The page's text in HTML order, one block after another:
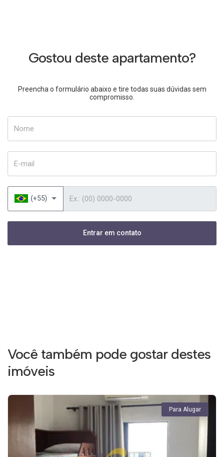
Gostou deste apartamento?
Preencha o formulário abaixo e tire todas suas dúvidas sem
compromisso.
(+55)
Entrar em contato
Você também pode gostar destes
imóveis
Para Alugar